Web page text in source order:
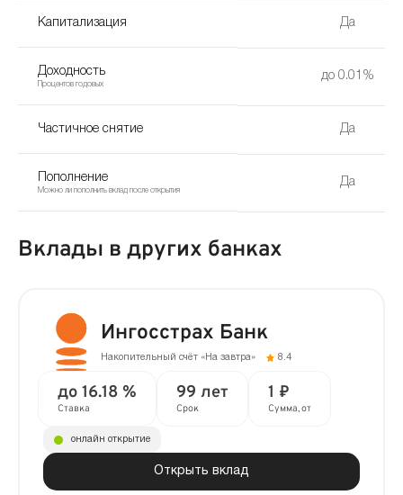
Капитализация Да
Доходность
Процентов годовых
до 0.01%
Частичное снятие Да
Пополнение
Можно ли пополнить вклад после открытия
Да
Вклады в других банках
Ингосстрах Банк
Накопительный счёт «На завтра» 8.4
до 16.18 %
Ставка
99 лет
Срок
1 ₽
Сумма, от
Открыть вклад
онлайн открытие